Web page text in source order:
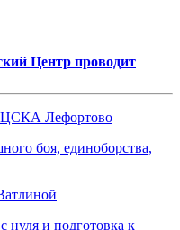
Центр проводит
ЦСКА Лефортово
боя, единоборства,
нуля и подготовка к